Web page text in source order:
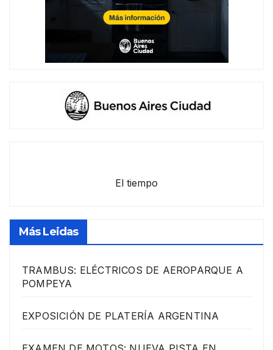
El tiempo
Más Leidas
TRAMBUS: ELÉCTRICOS DE AEROPARQUE A
POMPEYA
EXPOSICIÓN DE PLATERÍA ARGENTINA